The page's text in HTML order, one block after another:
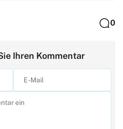
0
Ihren Kommentar